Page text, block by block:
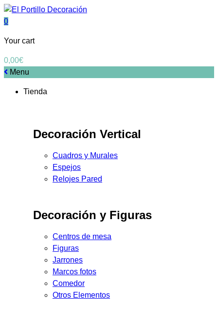
0
Your cart
0,00€
Menu
Tienda
Decoración Vertical
Cuadros y Murales
Espejos
Relojes Pared
Decoración y Figuras
Centros de mesa
Figuras
Jarrones
Marcos fotos
Comedor
Otros Elementos